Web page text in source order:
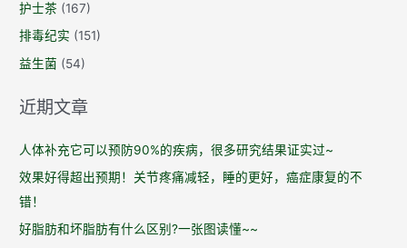
护士茶 (167)
排毒纪实 (151)
益生菌 (54)
近期文章
人体补充它可以预防90%的疾病，很多研究结果证实过~
效果好得超出预期！关节疼痛减轻，睡的更好，癌症康复的不
错！
好脂肪和坏脂肪有什么区别?一张图读懂~~